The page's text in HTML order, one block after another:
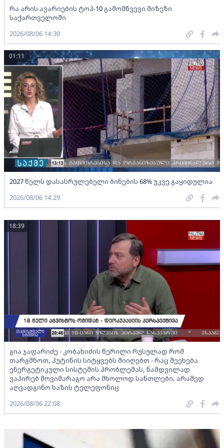
რა არის ავარიების ტოპ-10 გამომწვევი მიზეზი
საქართველოში
2026/08/06 14:30
2027 წელს დასასრულებელი ბინების 68% უკვე გაყიდულია
01:11
2026/08/06 14:29
გია ჯაფარიძე - კობახიძის წერილი რუსულად რომ
თარგმნოთ, პუტინის სიტყვებს მიიღებთ - რაც შეეხება
ენერგეტიკული სისტემის პრობლემას, ნამდვილად
ვაპირებ მოვიმარაგო არა მხოლოდ სანთლები, არამედ
აღვადგინო ხაზის ტელეფონიც
18:39
2026/08/06 22:08